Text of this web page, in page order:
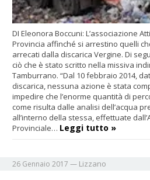
DI Eleonora Boccuni: L’associazione
Provincia affinché si arrestino quelli
arrecati dalla discarica Vergine. Di
ciò che è stato scritto nella missiva
Tamburrano. “Dal 10 febbraio 2014,
discarica, nessuna azione è stata
impedire che l’enorme quantità di
come risulta dalle analisi dell’acqua
all’interno della stessa, effettuate
Provinciale… Leggi tutto »
26 Gennaio 2017 — Lizzano